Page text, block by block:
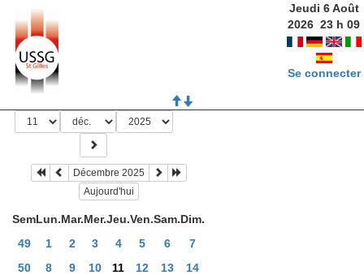
Jeudi 6 Août
2026 23 h09
Se connecter
Décembre 2025
Aujourd'hui
SemLun.Mar.Mer.Jeu.Ven.Sam.Dim.
49
1 2 3 4 5 6
7
50
8 9 10 11 12 13
14